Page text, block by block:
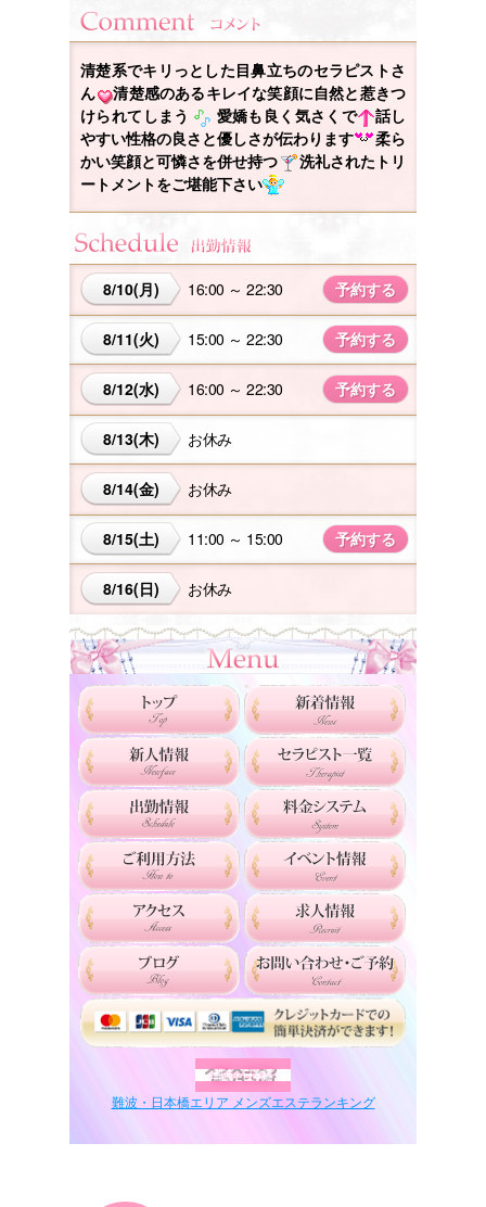
清楚系でキリっとした目鼻立ちのセラピストさ
ん
清楚感のあるキレイな笑顔に自然と惹きつ
けられてしまう
愛嬌も良く気さくで
話し
やすい性格の良さと優しさが伝わります
柔ら
かい笑顔と可憐さを併せ持つ
洗礼されたトリ
ートメントをご堪能下さい
8/10(月) 16:00 ～ 22:30 予約する
8/11(火) 15:00 ～ 22:30 予約する
8/12(水) 16:00 ～ 22:30 予約する
8/13(木) お休み
8/14(金) お休み
8/15(土) 11:00 ～ 15:00 予約する
8/16(日) お休み
難波・日本橋エリア メンズエステランキング